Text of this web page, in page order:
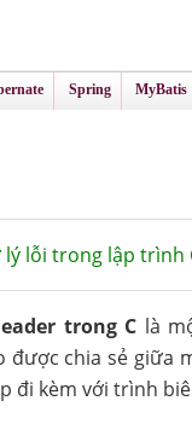
Spring MyBatis
lỗi trong lập trình
trong C là
được chia sẻ giữa
đi kèm với trình